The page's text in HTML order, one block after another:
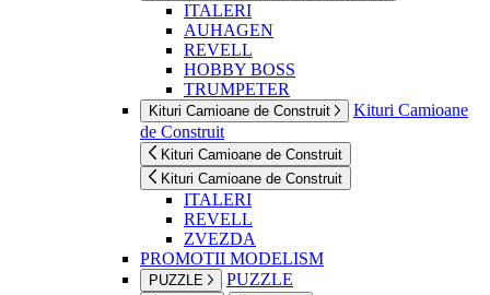
ITALERI
AUHAGEN
REVELL
HOBBY BOSS
TRUMPETER
Kituri Camioane de Construit
Kituri Camioane
de Construit
Kituri Camioane de Construit
Kituri Camioane de Construit
ITALERI
REVELL
ZVEZDA
PROMOTII MODELISM
PUZZLE PUZZLE